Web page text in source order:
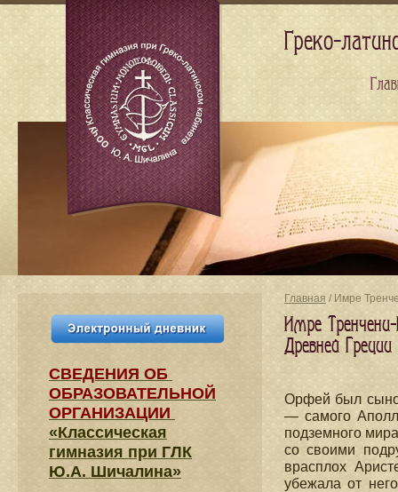
Главная / Имре
Имре
Древней Греции
Орфей был
— самого
подземного
со своими
врасплох
убежала от
СВЕДЕНИЯ​ ОБ
ОБРАЗОВАТЕЛЬНОЙ
ОРГАНИЗАЦИИ
«Классическая
гимназия при ГЛК
Ю.А. Шичалина»
Греко-